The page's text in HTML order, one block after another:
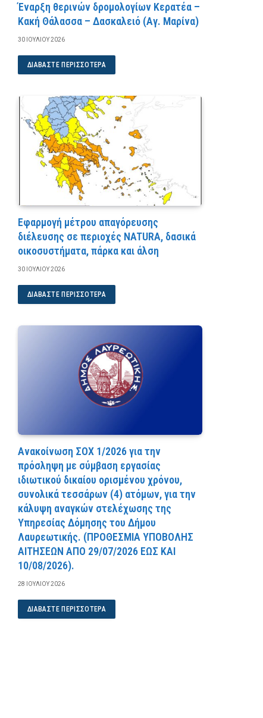
Έναρξη θερινών δρομολογίων Κερατέα –
Κακή Θάλασσα – Δασκαλειό (Αγ. Μαρίνα)
30 ΙΟΥΛΊΟΥ 2026
ΔΙΑΒΆΣΤΕ ΠΕΡΙΣΣΌΤΕΡΑ
Εφαρμογή μέτρου απαγόρευσης
διέλευσης σε περιοχές NATURA, δασικά
οικοσυστήματα, πάρκα και άλση
30 ΙΟΥΛΊΟΥ 2026
ΔΙΑΒΆΣΤΕ ΠΕΡΙΣΣΌΤΕΡΑ
Ανακοίνωση ΣΟΧ 1/2026 για την
πρόσληψη με σύμβαση εργασίας
ιδιωτικού δικαίου ορισμένου χρόνου,
συνολικά τεσσάρων (4) ατόμων, για την
κάλυψη αναγκών στελέχωσης της
Υπηρεσίας Δόμησης του Δήμου
Λαυρεωτικής. (ΠPOΘEΣMIA YΠOBOΛHΣ
AITHΣEΩN AΠO 29/07/2026 EΩΣ KAI
10/08/2026).
28 ΙΟΥΛΊΟΥ 2026
ΔΙΑΒΆΣΤΕ ΠΕΡΙΣΣΌΤΕΡΑ